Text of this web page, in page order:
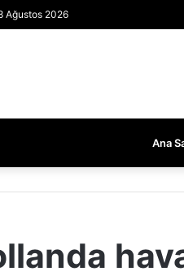
Ağustos 2026
Ana